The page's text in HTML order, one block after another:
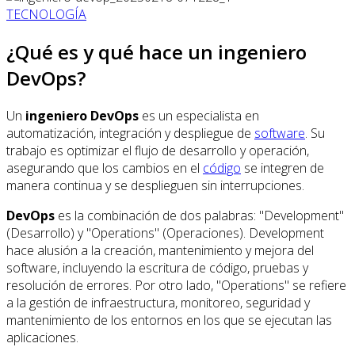
TECNOLOGÍA
¿Qué es y qué hace un ingeniero
DevOps?
Un ingeniero DevOps es un especialista en
automatización, integración y despliegue de software. Su
trabajo es optimizar el flujo de desarrollo y operación,
asegurando que los cambios en el código se integren de
manera continua y se desplieguen sin interrupciones.
DevOps es la combinación de dos palabras: "Development"
(Desarrollo) y "Operations" (Operaciones). Development
hace alusión a la creación, mantenimiento y mejora del
software, incluyendo la escritura de código, pruebas y
resolución de errores. Por otro lado, "Operations" se refiere
a la gestión de infraestructura, monitoreo, seguridad y
mantenimiento de los entornos en los que se ejecutan las
aplicaciones.